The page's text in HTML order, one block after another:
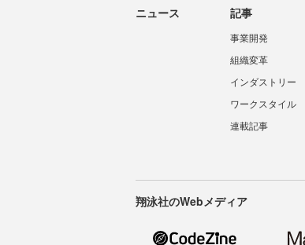
ニュース 記事
事業開発
組織変革
インダストリー
ワークスタイル
連載記事
翔泳社のWebメディア